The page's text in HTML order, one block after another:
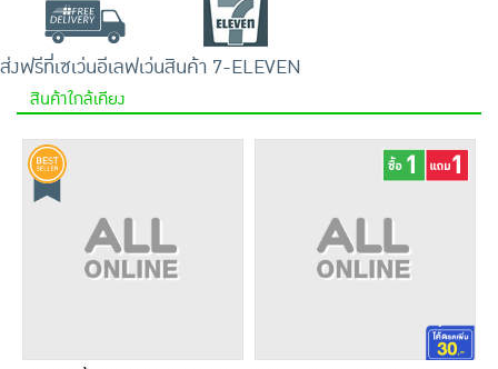
ส่งฟรีที่เซเว่นอีเลฟเว่นสินค้า 7-ELEVEN
สินค้าใกล้เคียง